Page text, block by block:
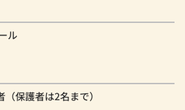
ル
保護者は2名まで）